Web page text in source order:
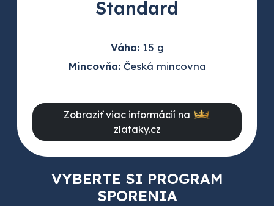
Standard
Váha:15 g
Mincovňa: Česká mincovna
Zobraziť viac informácií na
zlataky.cz
VYBERTE SI PROGRAM
SPORENIA